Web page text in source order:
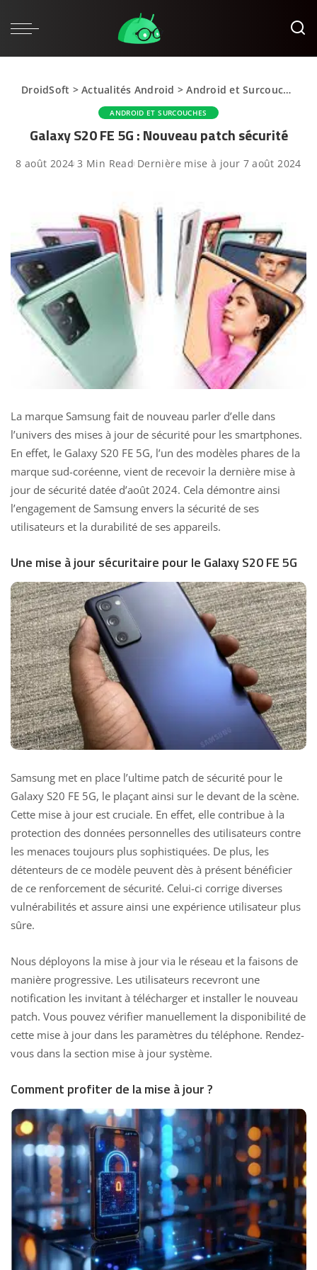
DroidSoft >Actualités Android >Android et Surcouches
ANDROID ET SURCOUCHES
Galaxy S20 FE 5G : Nouveau patch sécurité
8 août 2024 3 Min Read Dernière mise à jour 7 août 2024
La marque Samsung fait de nouveau parler d’elle dans
l’univers des mises à jour de sécurité pour les smartphones.
En effet, le Galaxy S20 FE 5G, l’un des modèles phares de la
marque sud-coréenne, vient de recevoir la dernière mise à
jour de sécurité datée d’août 2024. Cela démontre ainsi
l’engagement de Samsung envers la sécurité de ses
utilisateurs et la durabilité de ses appareils.
Une mise à jour sécuritaire pour le Galaxy S20 FE 5G
Samsung met en place l’ultime patch de sécurité pour le
Galaxy S20 FE 5G, le plaçant ainsi sur le devant de la scène.
Cette mise à jour est cruciale. En effet, elle contribue à la
protection des données personnelles des utilisateurs contre
les menaces toujours plus sophistiquées. De plus, les
détenteurs de ce modèle peuvent dès à présent bénéficier
de ce renforcement de sécurité. Celui-ci corrige diverses
vulnérabilités et assure ainsi une expérience utilisateur plus
sûre.
Nous déployons la mise à jour via le réseau et la faisons de
manière progressive. Les utilisateurs recevront une
notification les invitant à télécharger et installer le nouveau
patch. Vous pouvez vérifier manuellement la disponibilité de
cette mise à jour dans les paramètres du téléphone. Rendez-
vous dans la section mise à jour système.
Comment profiter de la mise à jour ?